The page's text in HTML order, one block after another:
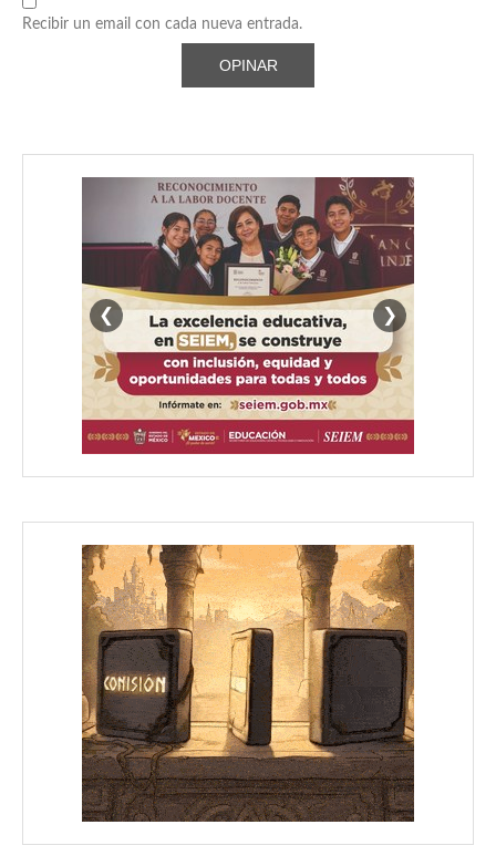
Recibir un email con cada nueva entrada.
❮ ❯